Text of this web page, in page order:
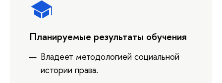
Планируемые результаты обучения
Владеет методологией социальной
истории права.